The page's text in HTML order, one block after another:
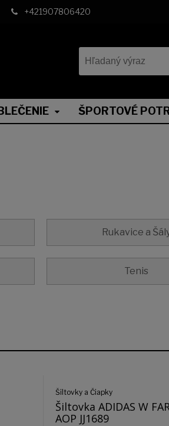
+421907806420
ŠPORTOVÉ
Rukavice a
Tenis
Šiltovky a Čiapky
Šiltovka ADIDAS W
AOP JJ1689